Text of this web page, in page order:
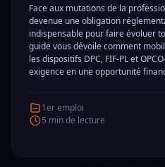
Face aux mutations de la
devenue une obligation
indispensable pour faire évoluer
guide vous dévoile comment
les dispositifs DPC, FIF-PL et
exigence en une opportunité
1er emploi
5 min de lecture